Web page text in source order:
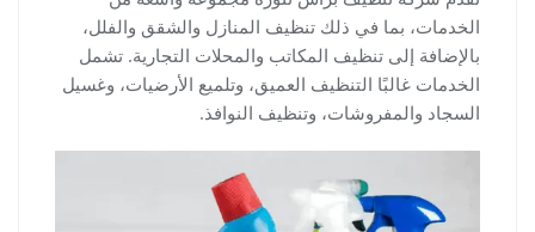
الخدمات، بما في ذلك تنظيف المنازل والشقق والفلل،
بالإضافة إلى تنظيف المكاتب والمحلات التجارية. تشمل
الخدمات غالبًا التنظيف العميق، وتلميع الأرضيات، وغسيل
السجاد والمفروشات، وتنظيف النوافذ.